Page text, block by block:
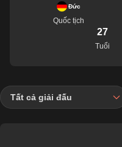
Đức
Quốc tịch
27
Tuổi
Tất cả giải đấu